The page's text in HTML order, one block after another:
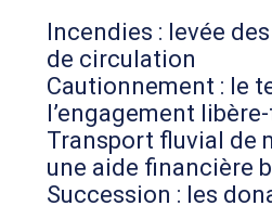
Incendies : levée
de circulation
Cautionnement : le
l’engagement
Transport fluvial de
une aide financière
Succession : les